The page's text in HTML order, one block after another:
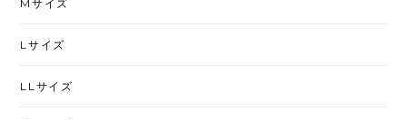
Mサイズ
Lサイズ
LLサイズ